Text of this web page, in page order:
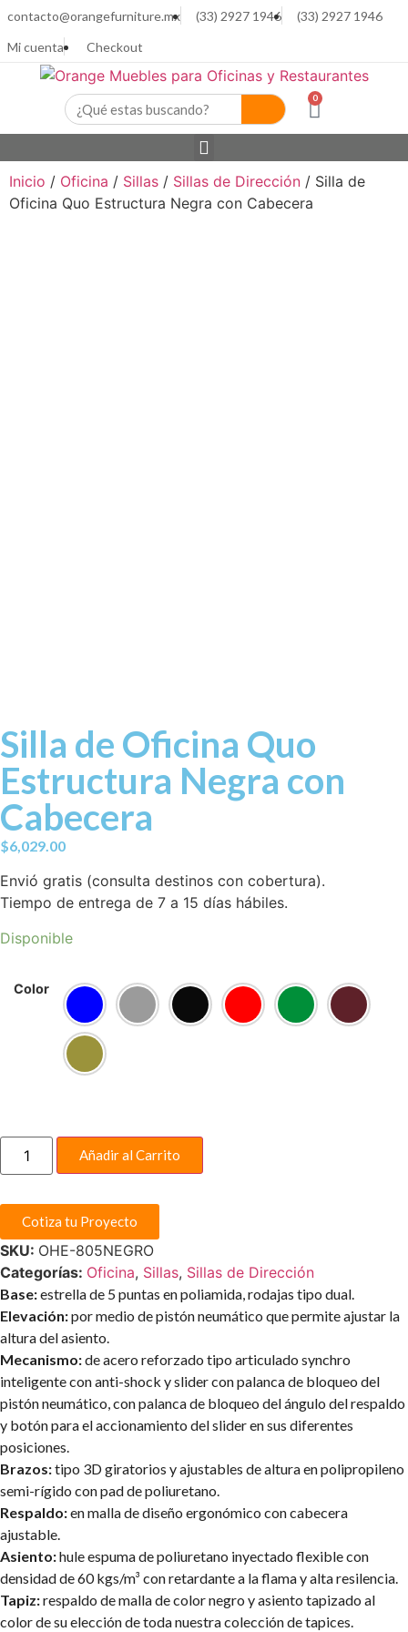
contacto@orangefurniture.mx (33) 2927 1946
(33) 2927 1946
Mi cuenta
Checkout
0
Inicio / Oficina / Sillas / Sillas de Dirección / Silla de
Oficina Quo Estructura Negra con Cabecera
Silla de Oficina Quo
Estructura Negra con
Cabecera
$6,029.00
Envió gratis (consulta destinos con cobertura).
Tiempo de entrega de 7 a 15 días hábiles.
Disponible
Color
Añadir al Carrito
Cotiza tu Proyecto
SKU: OHE-805NEGRO
Categorías: Oficina, Sillas, Sillas de Dirección
Base:estrella de 5 puntas en poliamida, rodajas tipo dual.
Elevación:por medio de pistón neumático que permite ajustar la
altura del asiento.
Mecanismo:de acero reforzado tipo articulado synchro
inteligente con anti-shock y slider con palanca de bloqueo del
pistón neumático, con palanca de bloqueo del ángulo del respaldo
y botón para el accionamiento del slider en sus diferentes
posiciones.
Brazos:tipo 3D giratorios y ajustables de altura en polipropileno
semi-rígido con pad de poliuretano.
Respaldo:en malla de diseño ergonómico con cabecera
ajustable.
Asiento:hule espuma de poliuretano inyectado flexible con
densidad de 60 kgs/m³ con retardante a la flama y alta resilencia.
Tapiz:respaldo de malla de color negro y asiento tapizado al
color de su elección de toda nuestra colección de tapices.